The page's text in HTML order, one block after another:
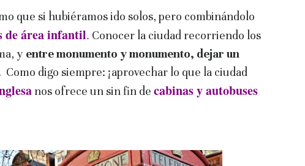
que si hubiéramos ido solos, pero combinándolo
de área infantil. Conocer la ciudad recorriendo los
y entre monumento y monumento, dejar un
Como digo siempre: ¡aprovechar lo que la ciudad
nos ofrece un sin fin de cabinas y autobuses